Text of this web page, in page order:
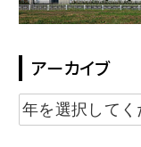
アーカイブ